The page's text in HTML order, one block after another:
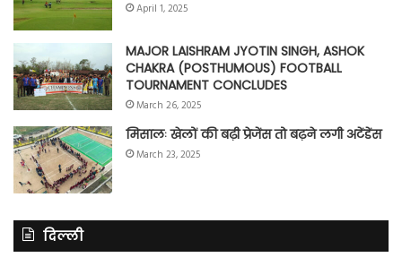
April 1, 2025
MAJOR LAISHRAM JYOTIN SINGH, ASHOK
CHAKRA (POSTHUMOUS) FOOTBALL
TOURNAMENT CONCLUDES
March 26, 2025
मिसालः खेलों की बढ़ी प्रेजेंस तो बढ़ने लगी अटेंडेंस
March 23, 2025
दिल्ली